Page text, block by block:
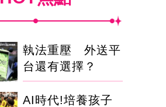
執法重壓 外送平
台還有選擇？
AI時代!培養孩子